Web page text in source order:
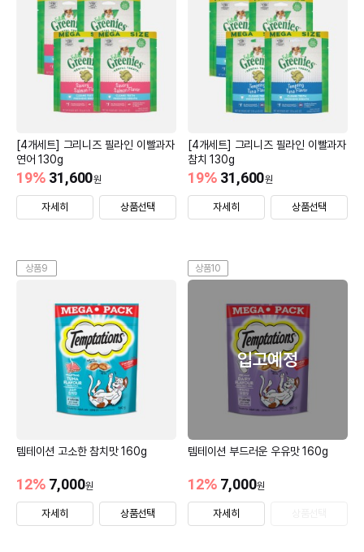
[4개세트] 그리니즈 필라인 이빨과자
연어 130g
31,600원
19%
자세히 상품선택
[4개세트] 그리니즈 필라인 이빨과자
참치 130g
31,600원
19%
자세히 상품선택
상품9
템테이션 고소한 참치맛 160g
7,000원
12%
자세히 상품선택
상품10
입고예정
템테이션 부드러운 우유맛 160g
7,000원
12%
자세히